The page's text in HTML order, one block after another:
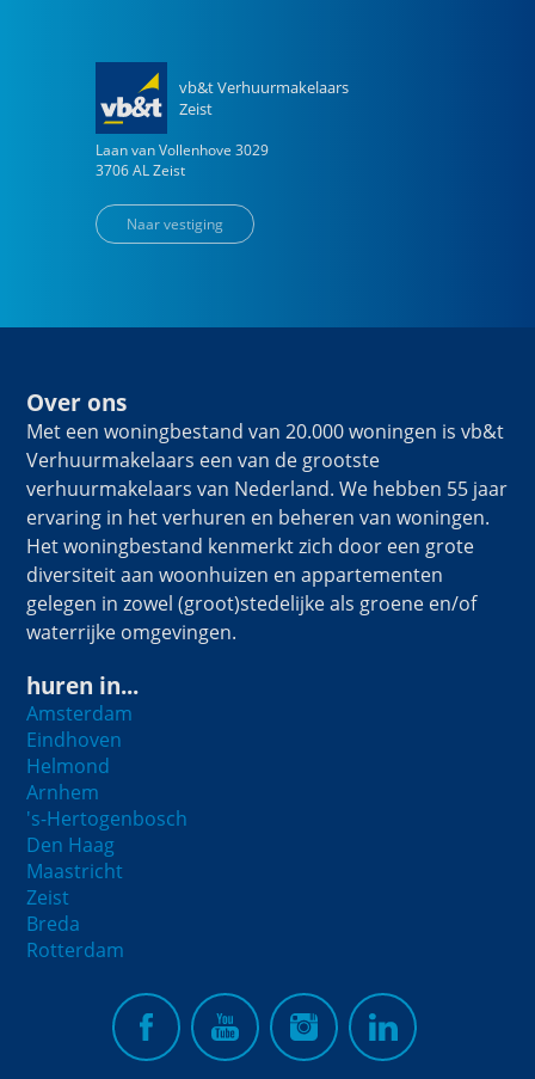
vb&t Verhuurmakelaars
Zeist
Laan van Vollenhove 3029
3706 AL Zeist
Naar vestiging
Over ons
Met een woningbestand van 20.000 woningen is vb&t
Verhuurmakelaars een van de grootste
verhuurmakelaars van Nederland. We hebben 55 jaar
ervaring in het verhuren en beheren van woningen.
Het woningbestand kenmerkt zich door een grote
diversiteit aan woonhuizen en appartementen
gelegen in zowel (groot)stedelijke als groene en/of
waterrijke omgevingen.
huren in...
Amsterdam
Eindhoven
Helmond
Arnhem
's-Hertogenbosch
Den Haag
Maastricht
Zeist
Breda
Rotterdam